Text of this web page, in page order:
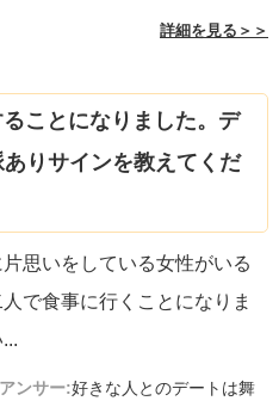
詳細を見る＞＞
ことになりました。デ
りサインを教えてくだ
思いをしている女性がいる
で食事に行くことになりま
...
ンサー:好きな人とのデートは舞